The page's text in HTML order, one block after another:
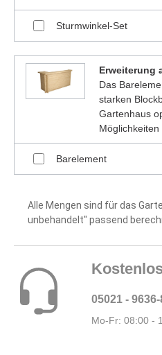
Sturmwinkel-Set
Erweiterung
Das
starken
Gartenhaus
Barelement
Alle Mengen sind für das
unbehandelt" passend
05021 -
Mo-Fr: 08:00 -